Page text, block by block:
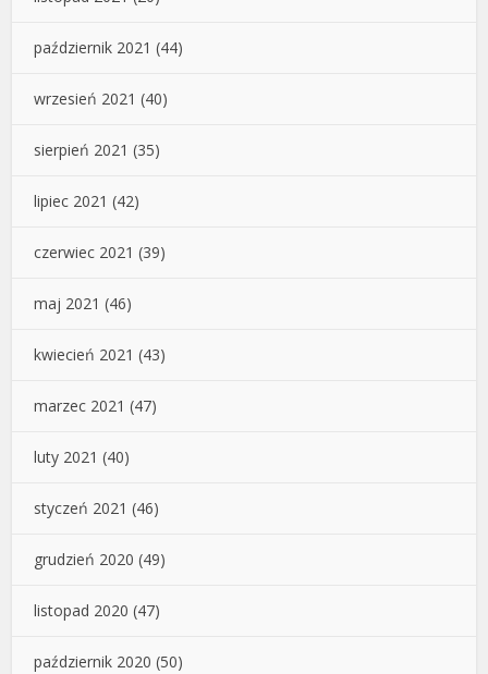
październik 2021 (44)
wrzesień 2021 (40)
sierpień 2021 (35)
lipiec 2021 (42)
czerwiec 2021 (39)
maj 2021 (46)
kwiecień 2021 (43)
marzec 2021 (47)
luty 2021 (40)
styczeń 2021 (46)
grudzień 2020 (49)
listopad 2020 (47)
październik 2020 (50)